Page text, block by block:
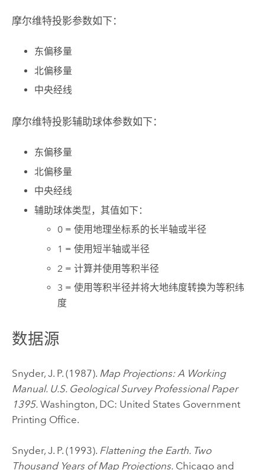
摩尔维特投影参数如下：
东偏移量
北偏移量
中央经线
摩尔维特投影辅助球体参数如下：
东偏移量
北偏移量
中央经线
辅助球体类型，其值如下：
0 = 使用地理坐标系的长半轴或半径
1 = 使用短半轴或半径
2 = 计算并使用等积半径
3 = 使用等积半径并将大地纬度转换为等积纬
度
数据源
Snyder, J. P. (1987). Map Projections: A Working
Manual. U.S. Geological Survey Professional Paper
1395.Washington, DC: United States Government
Printing Office.
Snyder, J. P. (1993). Flattening the Earth. Two
Thousand Years of Map Projections.Chicago and